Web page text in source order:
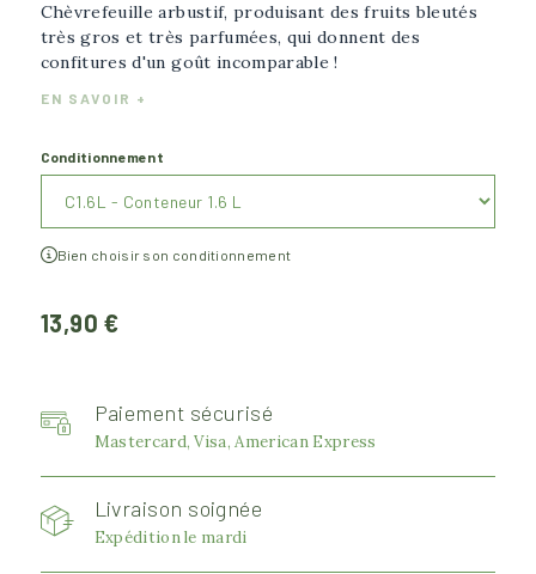
Chèvrefeuille arbustif, produisant des fruits bleutés
très gros et très parfumées, qui donnent des
confitures d'un goût incomparable !
EN SAVOIR +
Conditionnement
Bien choisir son conditionnement
13,90 €
Paiement sécurisé
Mastercard, Visa, American Express
Livraison soignée
Expédition le mardi